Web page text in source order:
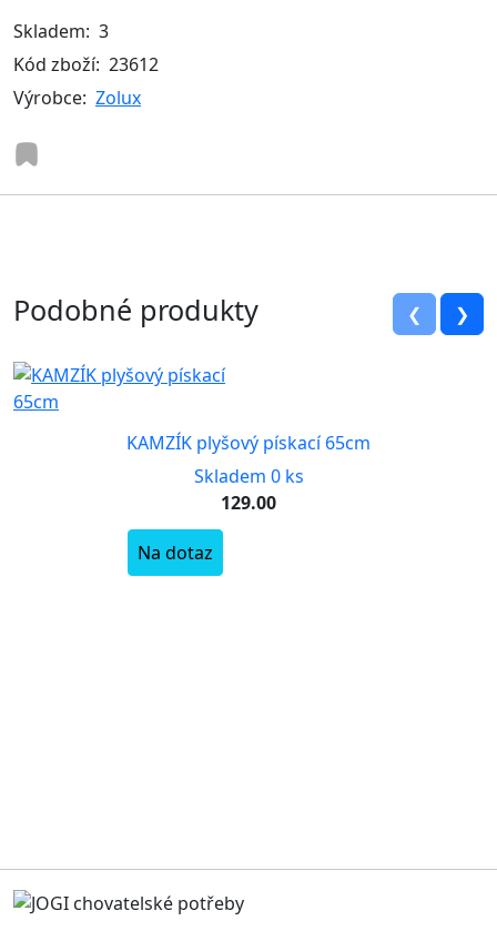
Skladem: 3
Kód zboží: 23612
Výrobce: Zolux
Podobné produkty ❮ ❯
KAMZÍK plyšový pískací 65cm
Skladem 0 ks
129.00
Na dotaz